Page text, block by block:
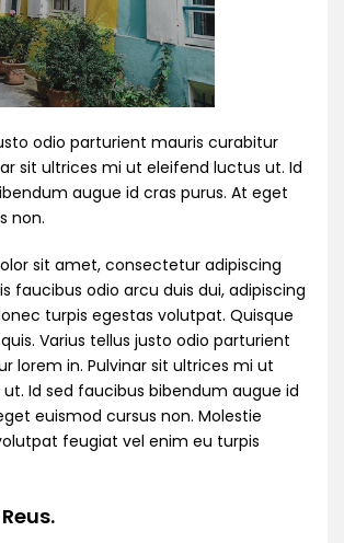
odio parturient mauris curabitur
sit ultrices mi ut eleifend luctus ut. Id
augue id cras purus. At eget
non.
sit amet, consectetur adipiscing
faucibus odio arcu duis dui, adipiscing
turpis egestas volutpat. Quisque
Varius tellus justo odio parturient
lorem in. Pulvinar sit ultrices mi ut
Id sed faucibus bibendum augue id
euismod cursus non. Molestie
feugiat vel enim eu turpis